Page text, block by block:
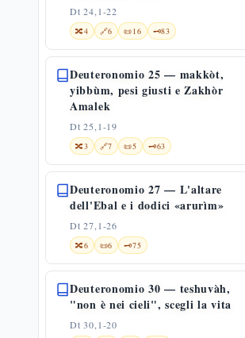
Dt 24,1-22
🔀4 🔗6 📜16 🗝️83
Deuteronomio 25 — makkòt,
yibbùm, pesi giusti e Zakhòr
Amalek
Dt 25,1-19
🔀3 🔗7 📜5 🗝️63
Deuteronomio 27 — L'altare
dell'Ebal e i dodici «arurìm»
Dt 27,1-26
🔀6 📜6 🗝️75
Deuteronomio 30 — teshuvàh,
"non è nei cieli", scegli la vita
Dt 30,1-20